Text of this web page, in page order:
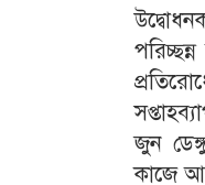
জুন
কাজে